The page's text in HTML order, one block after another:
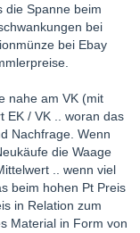
die Spanne beim
bei
bei Ebay
nahe am VK (mit
EK / VK .. woran das
Nachfrage. Wenn
die Waage
.. wenn viel
beim hohen Pt Preis
in Relation zum
Material in Form von